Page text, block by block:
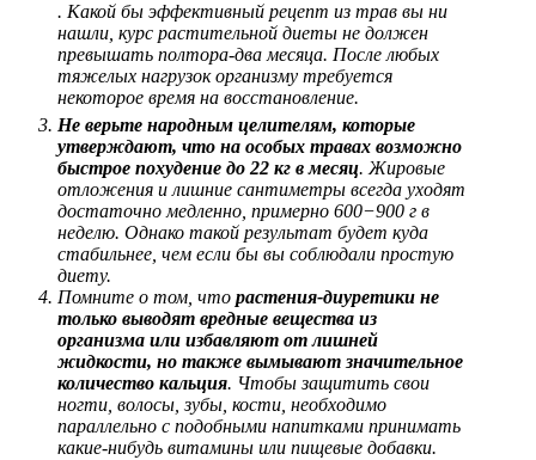
. Какой бы эффективный рецепт из трав вы ни
нашли, курс растительной диеты не должен
превышать полтора-два месяца. После любых
тяжелых нагрузок организму требуется
некоторое время на восстановление.
Не верьте народным целителям, которые
утверждают, что на особых травах возможно
быстрое похудение до 22 кг в месяц. Жировые
отложения и лишние сантиметры всегда уходят
достаточно медленно, примерно 600−900 г в
неделю. Однако такой результат будет куда
стабильнее, чем если бы вы соблюдали простую
диету.
Помните о том, что растения-диуретики не
только выводят вредные вещества из
организма или избавляют от лишней
жидкости, но также вымывают значительное
количество кальция. Чтобы защитить свои
ногти, волосы, зубы, кости, необходимо
параллельно с подобными напитками принимать
какие-нибудь витамины или пищевые добавки.